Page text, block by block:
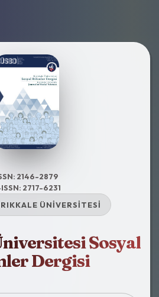
2146-2879
2717-6231
ÜNİVERSİTESİ
Sosyal
Dergisi